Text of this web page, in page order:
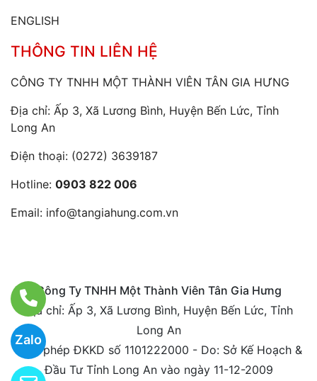
Zalo
ENGLISH
THÔNG TIN LIÊN HỆ
CÔNG TY TNHH MỘT THÀNH VIÊN TÂN GIA HƯNG
Địa chỉ: Ấp 3, Xã Lương Bình, Huyện Bến Lức, Tỉnh
Long An
Điện thoại: (0272) 3639187
Hotline: 0903 822 006
Email: info@tangiahung.com.vn
Công Ty TNHH Một Thành Viên Tân Gia Hưng
Địa chỉ: Ấp 3, Xã Lương Bình, Huyện Bến Lức, Tỉnh
Long An
Giấy phép ĐKKD số 1101222000 - Do: Sở Kế Hoạch &
Đầu Tư Tỉnh Long An vào ngày 11-12-2009